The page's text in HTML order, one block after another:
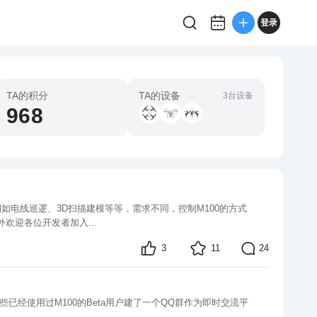
登录
TA的积分
968
TA的设备 3台设备
绍使用无线设备对M100进行远程控制或是在M100上搭载计算设备进行实时控制，希望可以给各位开发者一些参考。 另外欢迎各位开发者加入...
3 11 24